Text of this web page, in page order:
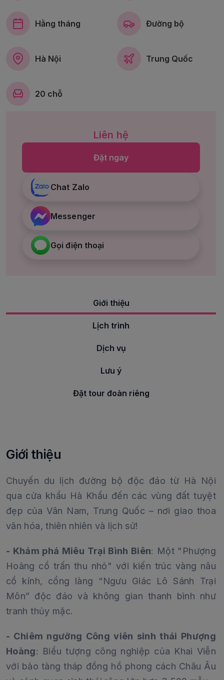
Hằng tháng Đường bộ
Hà Nội Trung Quốc
20 chỗ
Liên hệ
Đặt ngay
Chat Zalo
Messenger
Gọi điện thoại
Giới thiệu
Lịch trình
Dịch vụ
Lưu ý
Đặt tour đoàn riêng
Giới thiệu
Chuyến du lịch đường bộ độc đáo từ Hà Nội
qua cửa khẩu Hà Khẩu đến các vùng đất tuyệt
đẹp của Vân Nam, Trung Quốc – nơi giao thoa
văn hóa, thiên nhiên và lịch sử!
- Khám phá Miêu Trại Bình Biên: Một "Phượng
Hoàng cổ trấn thu nhỏ" với kiến trúc vàng nâu
cổ kính, cổng làng “Ngưu Giác Lô Sánh Trại
Môn” độc đáo và không gian thanh bình như
tranh thủy mặc.
- Chiêm ngưỡng Công viên sinh thái Phượng
Hoàng: Biểu tượng công nghiệp của Khai Viễn
với bảo tàng tháp đồng hồ phong cách Châu Âu